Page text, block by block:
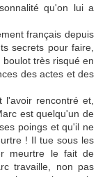
qu'on lui a
français depuis
secrets pour faire,
très risqué en
des actes et des
l'avoir rencontré et,
est quelqu'un de
poings et qu'il ne
! Il tue sous les
meurtre le fait de
travaille, non pas